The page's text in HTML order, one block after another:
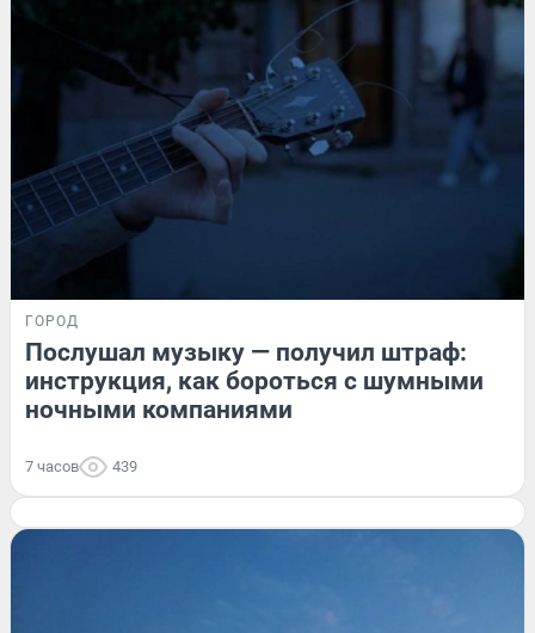
ГОРОД
Послушал музыку — получил штраф:
инструкция, как бороться с шумными
ночными компаниями
7 часов 439